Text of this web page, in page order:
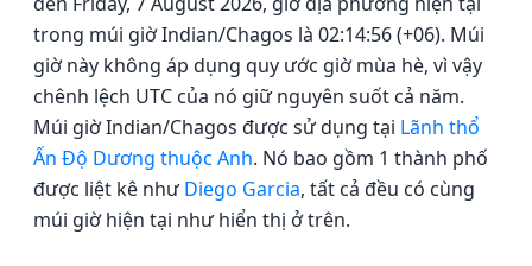
trong múi giờ Indian/Chagos là 02:14:56 (+06). Múi
giờ này không áp dụng quy ước giờ mùa hè, vì vậy
chênh lệch UTC của nó giữ nguyên suốt cả năm.
Múi giờ Indian/Chagos được sử dụng tại Lãnh thổ
Ấn Độ Dương thuộc Anh. Nó bao gồm 1 thành phố
được liệt kê nhưDiego Garcia, tất cả đều có cùng
múi giờ hiện tại như hiển thị ở trên.